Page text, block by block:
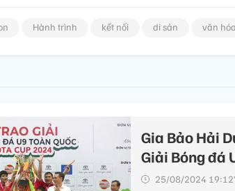
Hành trình kết nối di sản văn hóa
Gia Bảo Hải
Giải Bóng đá
25/08/2024 19:12’